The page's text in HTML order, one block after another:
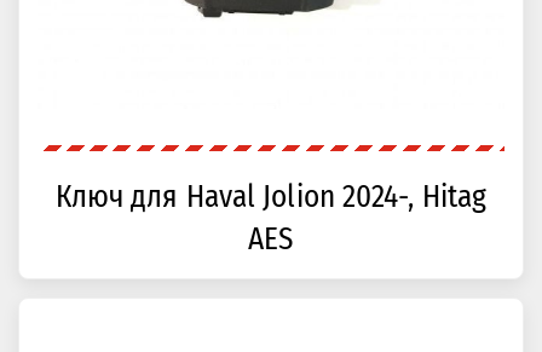
Ключ для Haval Jolion 2024-, Hitag
AES